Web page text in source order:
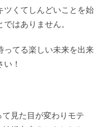
ツくてしんどいことを始
はありません。
ってる楽しい未来を出来
！
見た目が変わりモテ